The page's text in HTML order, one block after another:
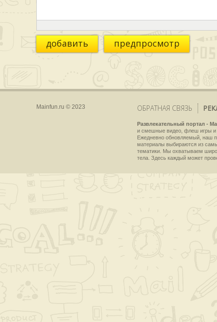
добавить предпросмотр
Mainfun.ru © 2023 ОБРАТНАЯ СВЯЗЬ
Развлекательный портал -
и смешные видео, флеш игры и
Ежедневно обновляемый, наш
материалы выбираются из
тематики. Мы охватываем
тела. Здесь каждый может